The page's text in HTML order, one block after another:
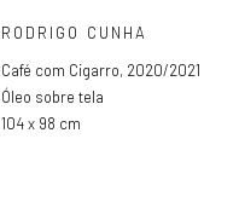
RODRIGO CUNHA
Café com Cigarro, 2020/2021
Óleo sobre tela
104 x 98 cm